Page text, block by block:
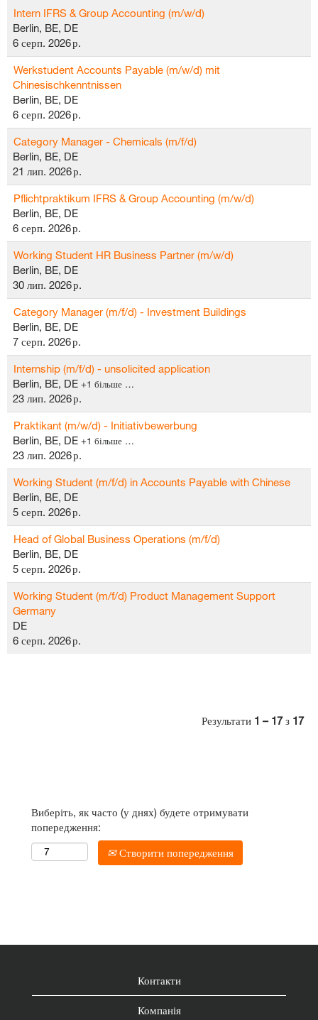
Intern IFRS & Group Accounting (m/w/d)
Berlin, BE, DE
6 серп. 2026 р.
Werkstudent Accounts Payable (m/w/d) mit
Chinesischkenntnissen
Berlin, BE, DE
6 серп. 2026 р.
Category Manager - Chemicals (m/f/d)
Berlin, BE, DE
21 лип. 2026 р.
Pflichtpraktikum IFRS & Group Accounting (m/w/d)
Berlin, BE, DE
6 серп. 2026 р.
Working Student HR Business Partner (m/w/d)
Berlin, BE, DE
30 лип. 2026 р.
Category Manager (m/f/d) - Investment Buildings
Berlin, BE, DE
7 серп. 2026 р.
Internship (m/f/d) - unsolicited application
Berlin, BE, DE +1 більше …
23 лип. 2026 р.
Praktikant (m/w/d) - Initiativbewerbung
Berlin, BE, DE +1 більше …
23 лип. 2026 р.
Working Student (m/f/d) in Accounts Payable with Chinese
Berlin, BE, DE
5 серп. 2026 р.
Head of Global Business Operations (m/f/d)
Berlin, BE, DE
5 серп. 2026 р.
Working Student (m/f/d) Product Management Support
Germany
DE
6 серп. 2026 р.
Результати 1 – 17з 17
Виберіть, як часто (у днях) будете отримувати
попередження:
Створити попередження
Контакти
Компанія